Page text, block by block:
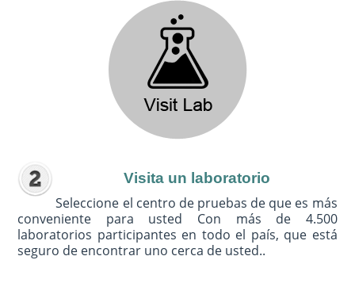
Visita un laboratorio
Seleccione el centro de pruebas de que es más
conveniente para usted Con más de 4.500
laboratorios participantes en todo el país, que está
seguro de encontrar uno cerca de usted..